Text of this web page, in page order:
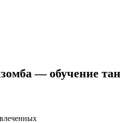
— обучение